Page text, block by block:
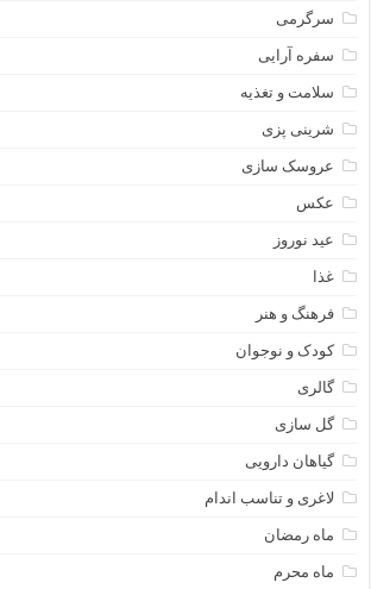
سرگرمی
سفره آرایی
سلامت و تغذیه
شرینی پزی
عروسک سازی
عکس
عید نوروز
غذا
فرهنگ و هنر
کودک و نوجوان
گالری
گل سازی
گیاهان دارویی
لاغری و تناسب اندام
ماه رمضان
ماه محرم